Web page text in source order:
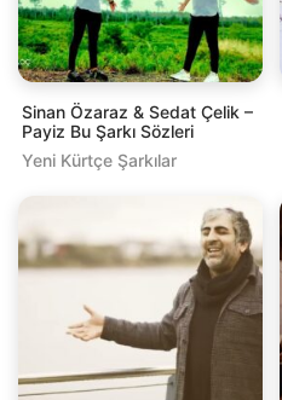
Sinan Özaraz & Sedat Çelik –
Payiz Bu Şarkı Sözleri
Yeni Kürtçe Şarkılar